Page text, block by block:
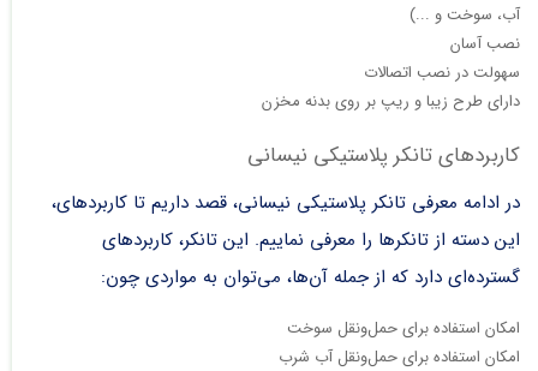
آب، سوخت و ...)
نصب آسان
سهولت در نصب اتصالات
دارای طرح زیبا و ریپ‌ بر روی بدنه مخزن
کاربرد‌های تانکر پلاستیکی نیسانی
در ادامه معرفی تانکر پلاستیکی نیسانی، قصد داریم تا کاربرد‌های،
این دسته از تانکرها را معرفی نماییم. این تانکر، کاربردهای
گسترده‌ای دارد که از جمله آن‌ها، می‌توان به مواردی چون:
امکان استفاده برای حمل‌ونقل سوخت
امکان استفاده برای حمل‌ونقل آب شرب